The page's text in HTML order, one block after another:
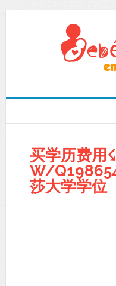
买学历费用
W/
莎大学学位